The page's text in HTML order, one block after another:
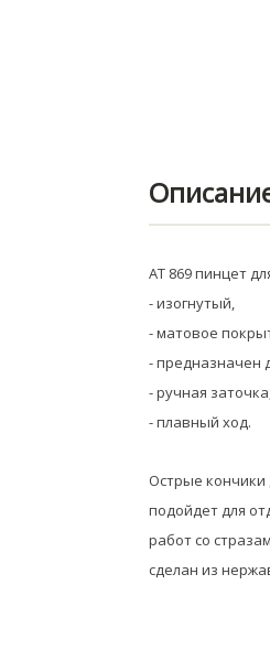
АТ 869 пинцет
- изогнутый,
- матовое
- предназначен
- ручная
- плавный ход.
Острые
подойдет для
работ со
сделан из